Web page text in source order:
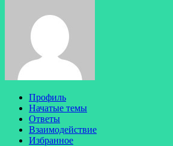
Профиль
Начатые темы
Ответы
Взаимодействие
Избранное